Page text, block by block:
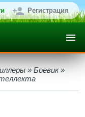
Регистрация
» Боевик»